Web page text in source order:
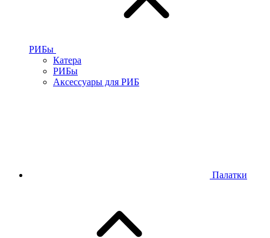
РИБы
Катера
РИБы
Аксессуары для РИБ
Палатки